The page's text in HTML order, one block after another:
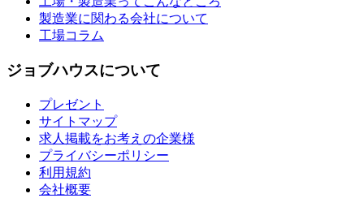
製造業に関わる会社について
工場コラム
ジョブハウスについて
プレゼント
サイトマップ
求人掲載をお考えの企業様
プライバシーポリシー
利用規約
会社概要